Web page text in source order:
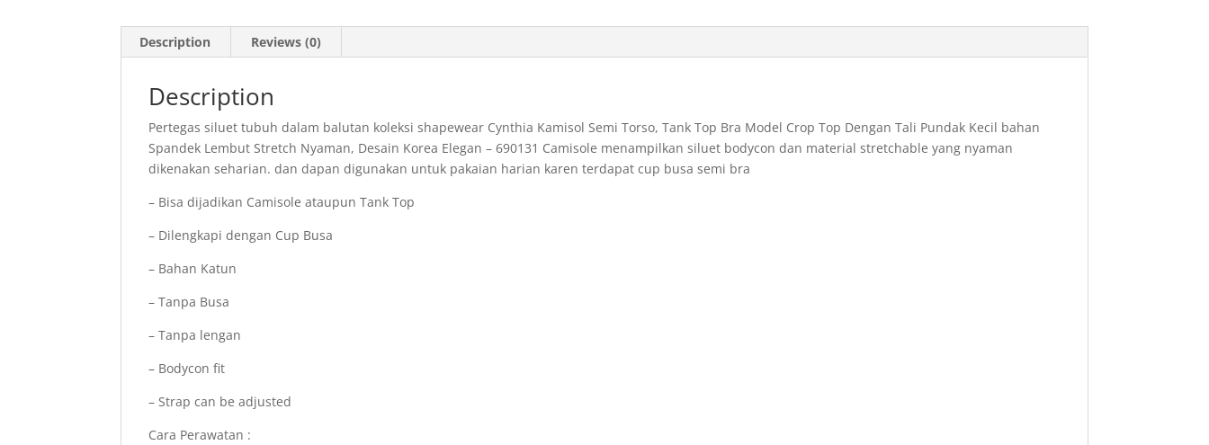
Description Reviews (0)
Description
Pertegas siluet tubuh dalam balutan koleksi shapewear Cynthia Kamisol Semi Torso, Tank Top Bra Model Crop Top Dengan Tali Pundak Kecil bahan
Spandek Lembut Stretch Nyaman, Desain Korea Elegan – 690131 Camisole menampilkan siluet bodycon dan material stretchable yang nyaman
dikenakan seharian. dan dapan digunakan untuk pakaian harian karen terdapat cup busa semi bra
– Bisa dijadikan Camisole ataupun Tank Top
– Dilengkapi dengan Cup Busa
– Bahan Katun
– Tanpa Busa
– Tanpa lengan
– Bodycon fit
– Strap can be adjusted
Cara Perawatan :